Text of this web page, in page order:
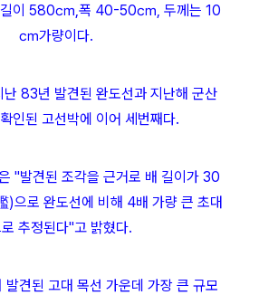
길이 580㎝,폭 40-50㎝, 두께는 10
㎝가량이다.
난 83년 발견된 완도선과 지난해 군산
인된 고선박에 이어 세번째다.
"발견된 조각을 근거로 배 길이가 30
)으로 완도선에 비해 4배 가량 큰 초대
추정된다"고 밝혔다.
발견된 고대 목선 가운데 가장 큰 규모